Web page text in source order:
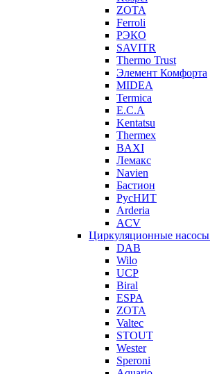
ZOTA
Ferroli
РЭКО
SAVITR
Thermo Trust
Элемент Комфорта
MIDEA
Termica
E.C.A
Kentatsu
Thermex
BAXI
Лемакс
Navien
Бастион
РусНИТ
Arderia
ACV
Циркуляционные насосы
DAB
Wilo
UCP
Biral
ESPA
ZOTA
Valtec
STOUT
Wester
Speroni